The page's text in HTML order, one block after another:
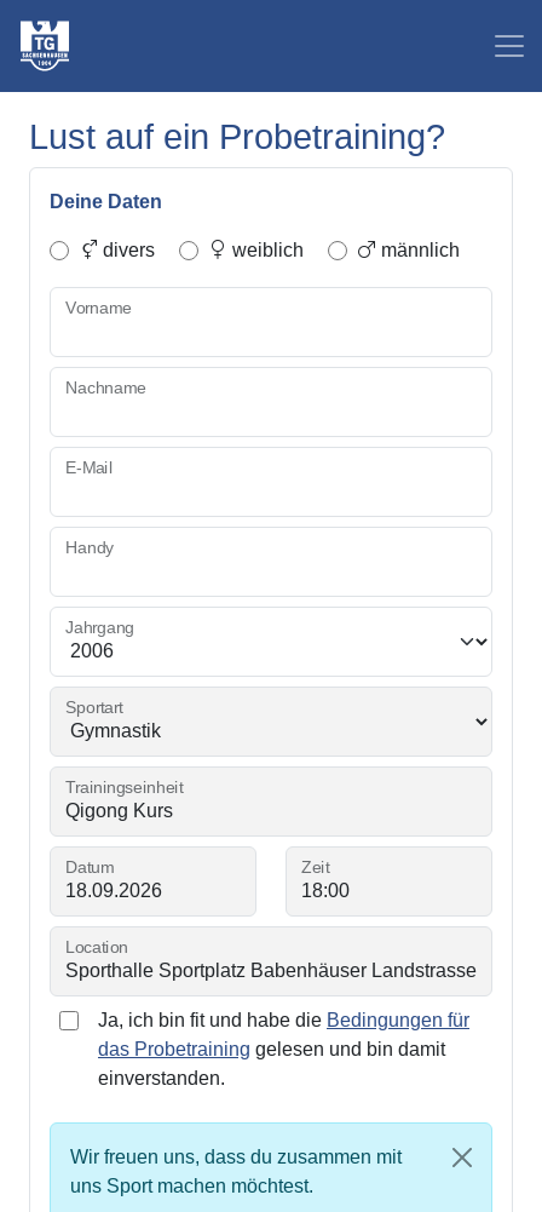
Lust auf ein Probetraining?
Deine Daten
divers weiblich männlich
Vorname
Nachname
E-Mail
Handy
Jahrgang
Sportart
Trainingseinheit
Datum Zeit
Location
Ja, ich bin fit und habe die Bedingungen für
das Probetraining gelesen und bin damit
einverstanden.
Wir freuen uns, dass du zusammen mit
uns Sport machen möchtest.